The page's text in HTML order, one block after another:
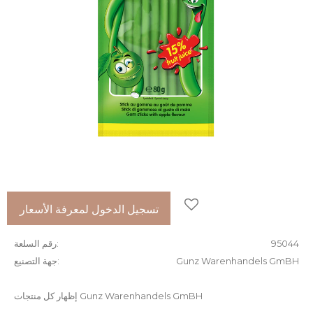
تسجيل الدخول لمعرفة الأسعار
رقم السلعة
95044
جهة التصنيع
Gunz Warenhandels GmBH
إظهار كل منتجات Gunz Warenhandels GmBH